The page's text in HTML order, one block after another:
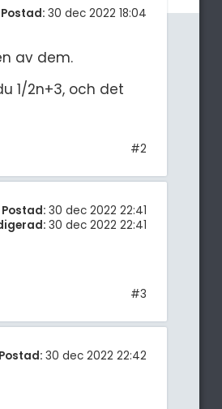
Postad: 30 dec 2022 18:04
av dem.
1/2n+3, och det
#2
Postad: 30 dec 2022 22:41
30 dec 2022 22:41
#3
Postad: 30 dec 2022 22:42